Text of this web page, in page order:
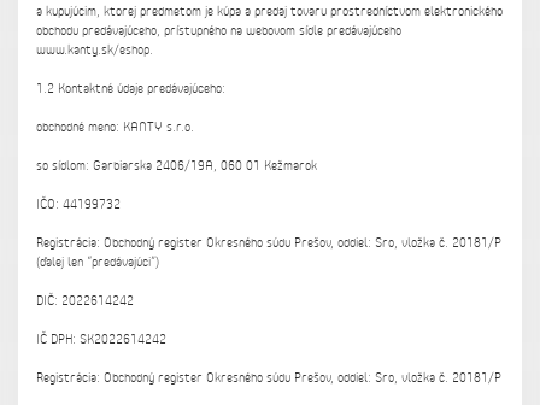
a kupujúcim, ktorej predmetom je kúpa a predaj tovaru prostredníctvom elektronického
obchodu predávajúceho, prístupného na webovom sídle predávajúceho
www.kanty.sk/eshop.
1.2 Kontaktné údaje predávajúceho:
obchodné meno: KANTY s.r.o.
so sídlom: Garbiarska 2406/19A, 060 01 Kežmarok
IČO: 44199732
Registrácia: Obchodný register Okresného súdu Prešov, oddiel: Sro, vložka č. 20181/P
(ďalej len “predávajúci”)
DIČ: 2022614242
IČ DPH: SK2022614242
Registrácia: Obchodný register Okresného súdu Prešov, oddiel: Sro, vložka č. 20181/P